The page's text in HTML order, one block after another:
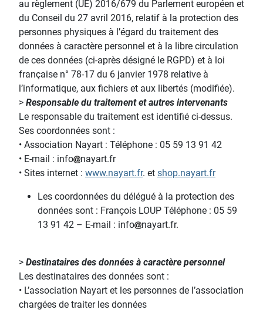
au règlement (UE) 2016/679 du Parlement européen et
du Conseil du 27 avril 2016, relatif à la protection des
personnes physiques à l’égard du traitement des
données à caractère personnel et à la libre circulation
de ces données (ci-après désigné le RGPD) et à loi
française n° 78-17 du 6 janvier 1978 relative à
l’informatique, aux fichiers et aux libertés (modifiée).
> Responsable du traitement et autres intervenants
Le responsable du traitement est identifié ci-dessus.
Ses coordonnées sont :
• Association Nayart : Téléphone : 05 59 13 91 42
• E-mail : info
nayart.fr
• Sites internet : www.nayart.fr. et shop.nayart.fr
Les coordonnées du délégué à la protection des
données sont : François LOUP Téléphone : 05 59
13 91 42 – E-mail : info
nayart.fr.
> Destinataires des données à caractère personnel
Les destinataires des données sont :
• L’association Nayart et les personnes de l’association
chargées de traiter les données